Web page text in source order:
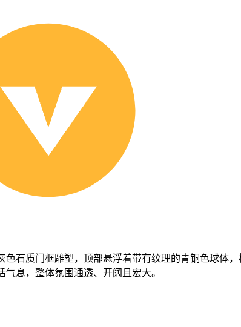
石质门框雕塑，顶部悬浮着带有纹理的青铜色球体
息，整体氛围通透、开阔且宏大。